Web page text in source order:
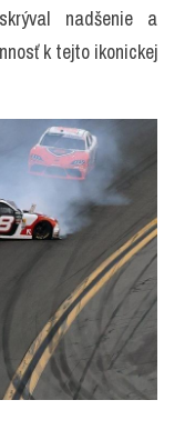
nadšenie a
k tejto ikonickej